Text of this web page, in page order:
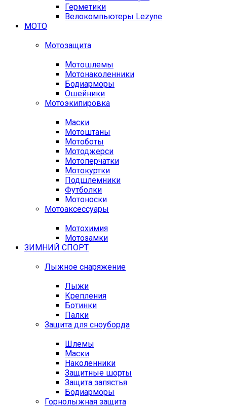
Герметики
Велокомпьютеры Lezyne
МОТО
Мотозащита
Мотошлемы
Мотонаколенники
Бодиарморы
Ошейники
Мотоэкипировка
Маски
Мотоштаны
Мотоботы
Мотоджерси
Мотоперчатки
Мотокуртки
Подшлемники
Футболки
Мотоноски
Мотоаксессуары
Мотохимия
Мотозамки
ЗИМНИЙ СПОРТ
Лыжное снаряжение
Лыжи
Крепления
Ботинки
Палки
Защита для сноуборда
Шлемы
Маски
Наколенники
Защитные шорты
Защита запястья
Бодиарморы
Горнолыжная защита